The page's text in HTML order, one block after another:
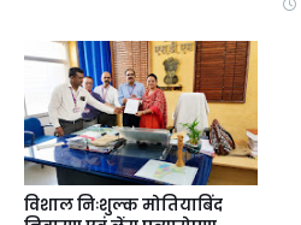
विशाल निःशुल्क मोतियाबिंद